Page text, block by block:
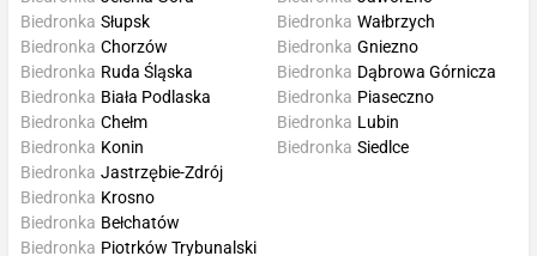
Biedronka Słupsk
Biedronka Chorzów
Biedronka Wałbrzych
Biedronka Gniezno
Biedronka Ruda Śląska
Biedronka Biała Podlaska
Biedronka Chełm
Biedronka Konin
Biedronka Dąbrowa Górnicza
Biedronka Piaseczno
Biedronka Lubin
Biedronka Siedlce
Biedronka Jastrzębie-Zdrój
Biedronka Krosno
Biedronka Bełchatów
Biedronka Piotrków Trybunalski